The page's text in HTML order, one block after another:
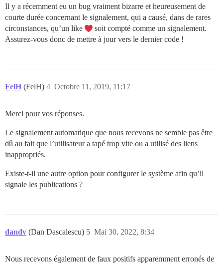
Il y a récemment eu un bug vraiment bizarre et heureusement de
courte durée concernant le signalement, qui a causé, dans de rares
circonstances, qu’un like
soit compté comme un signalement.
Assurez-vous donc de mettre à jour vers le dernier code !
FelH (FelH) Octobre 11, 2019, 11:17
4
Merci pour vos réponses.
Le signalement automatique que nous recevons ne semble pas être
dû au fait que l’utilisateur a tapé trop vite ou a utilisé des liens
inappropriés.
Existe-t-il une autre option pour configurer le système afin qu’il
signale les publications ?
dandv (Dan Dascalescu) Mai 30, 2022, 8:34
5
Nous recevons également de faux positifs apparemment erronés de